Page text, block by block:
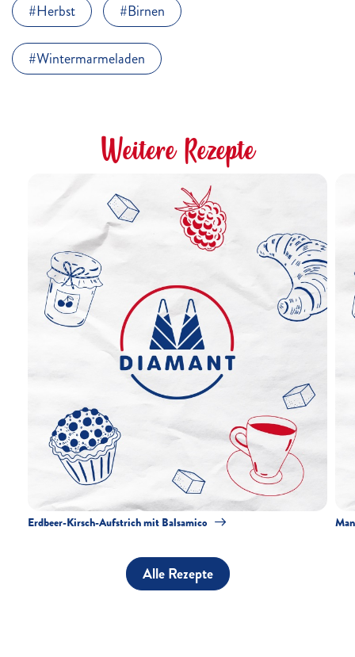
Herbst
Birnen
Wintermarmeladen
Weitere Rezepte
Erdbeer-Kirsch-Aufstrich mit Balsamico
Alle Rezepte